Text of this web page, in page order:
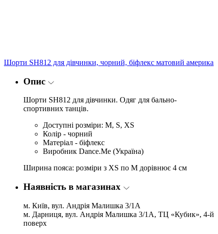
Шорти SH812 для дівчинки, чорний, біфлекс матовий америка
Опис
Шорти SH812 для дівчинки. Одяг для бально-
спортивних танців.
Доступні розміри: M, S, XS
Колір - чорний
Матеріал - біфлекс
Виробник Dance.Me (Україна)
Ширина пояса: розміри з XS по M дорівнює 4 см
Наявність в магазинах
м. Київ, вул. Андрія Малишка 3/1А
м. Дарниця, вул. Андрія Малишка 3/1А, ТЦ «Кубик», 4-й
поверх